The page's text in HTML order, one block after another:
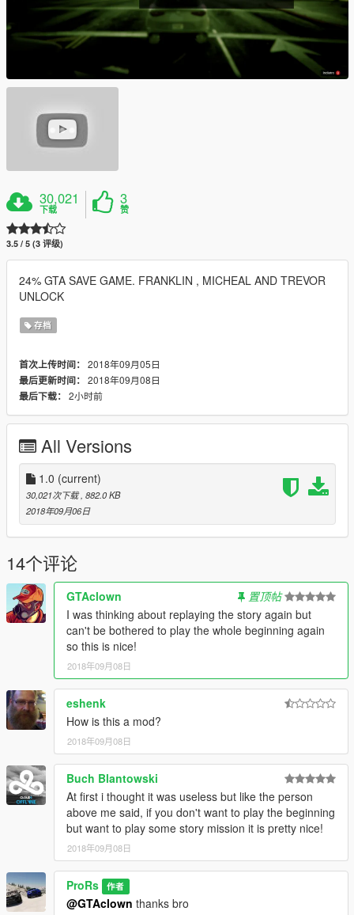
30,021
下载
3
赞
3.5 / 5 (3 评级)
24% GTA SAVE GAME. FRANKLIN , MICHEAL AND TREVOR
UNLOCK
存档
首次上传时间： 2018年09月05日
最后更新时间： 2018年09月08日
最后下载： 2小时前
All Versions
1.0 (current)
30,021次下载 , 882.0 KB
2018年09月06日
14个评论
GTAclown
置顶帖
I was thinking about replaying the story again but
can't be bothered to play the whole beginning again
so this is nice!
2018年09月08日
eshenk
How is this a mod?
2018年09月08日
Buch Blantowski
At first i thought it was useless but like the person
above me said, if you don't want to play the beginning
but want to play some story mission it is pretty nice!
2018年09月08日
ProRs 作者
@GTAclown thanks bro